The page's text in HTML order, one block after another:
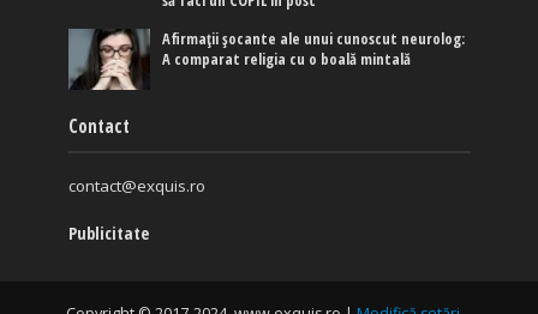
Afirmaţii şocante ale unui cunoscut neurolog:
A comparat religia cu o boală mintală
Contact
contact@exquis.ro
Publicitate